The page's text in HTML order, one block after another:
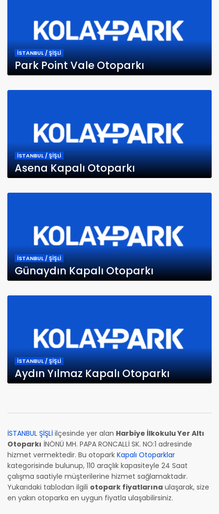
İSTANBUL / ŞİŞLİ
Park Point Vale Otoparkı
İSTANBUL / ŞİŞLİ
Asena Kapalı Otoparkı
İSTANBUL / ŞİŞLİ
Günaydın Kapalı Otoparkı
İSTANBUL / ŞİŞLİ
Aydın Yılmaz Kapalı Otoparkı
İSTANBUL ŞİŞLİ ilçesinde yer alan Harbiye İlkokulu Yer Altı
Otoparkı İNÖNÜ MH. PAPA RONCALLİ SK. NO:1 adresinde
hizmet vermektedir. Bu otopark Kapalı Otoparklar
kategorisinde bulunup, 110 araçlık kapasiteyle 24 Saat
çalışma saatiyle müşterilerine hizmet sağlamaktadır.
Yukarıdaki tablodan ilgili otopark fiyatlarına ulaşarak, size
en yakın otoparka en uygun fiyatla ulaşabilirsiniz.